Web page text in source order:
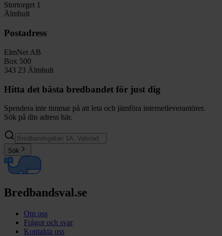
Stortorget 1
Älmhult
Postadress
ElmNet AB
Box 500
343 23 Älmhult
Hitta det bästa bredbandet för just dig
Spendera inte timmar på att leta och jämföra internetleverantörer.
Sök på din adress här.
Sök
Bredbandsval.se
Om oss
Frågor och svar
Kontakta oss